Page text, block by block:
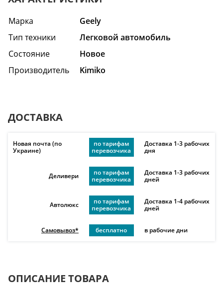
Марка
Geely
Тип техники
Легковой автомобиль
Состояние
Hовое
Производитель
Kimiko
ДОСТАВКА
Новая почта (по
Украине)
по тарифам
перевозчика
Доставка 1-3 рабочих
дня
Деливери
по тарифам
перевозчика
Доставка 1-3 рабочих
дней
Автолюкс
по тарифам
перевозчика
Доставка 1-4 рабочих
дней
Самовывоз* бесплатно в рабочие дни
ОПИСАНИЕ ТОВАРА